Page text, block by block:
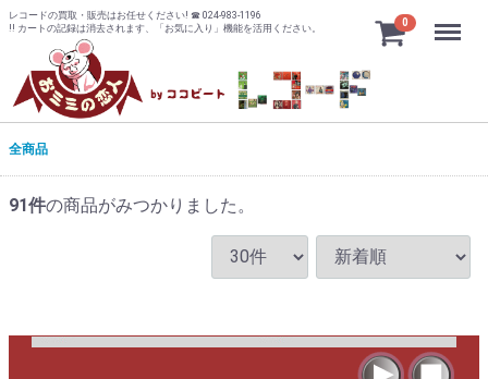
レコードの買取・販売はお任せください! ☎ 024-983-1196
!! カートの記録は消去されます、「お気に入り」機能を活用ください。
0 Menu
全商品
91件の商品がみつかりました。